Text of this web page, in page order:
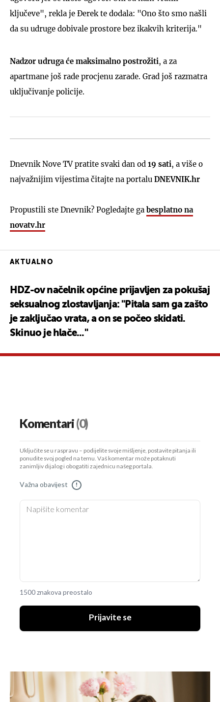
ključeve", rekla je Đerek te dodala: "Ono što smo našli
da su udruge dobivale prostore bez ikakvih kriterija."
Nadzor udruga će maksimalno postrožiti, a za
apartmane još rade procjenu zarade. Grad još razmatra
uključivanje policije.
Dnevnik Nove TV pratite svaki dan od 19 sati, a više o
najvažnijim vijestima čitajte na portalu DNEVNIK.hr
Propustili ste Dnevnik? Pogledajte ga besplatno na
novatv.hr
AKTUALNO
HDZ-ov načelnik općine prijavljen za pokušaj
seksualnog zlostavljanja: "Pitala sam ga zašto
je zaključao vrata, a on se počeo skidati.
Skinuo je hlače..."
Komentari(0)
Uključite se u raspravu – podijelite svoje mišljenje, postavite pitanja ili
ponudite svoj pogled na temu. Vaš komentar može potaknuti
zanimljiv dijalog i obogatiti zajednicu našeg portala.
Važna obavijest !
1500 znakova preostalo
Prijavite se